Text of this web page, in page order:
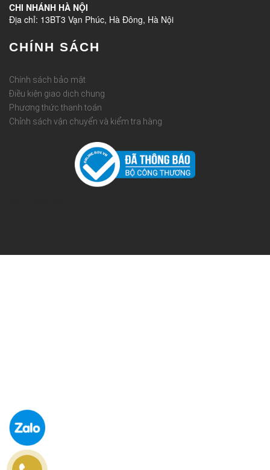
CHI NHÁNH HÀ NỘI
Địa chỉ: 13BT3 Vạn Phúc, Hà Đông, Hà Nội
CHÍNH SÁCH
Chính sách bảo mật
Điều kiện giao dịch chung
Phương thức thanh toán
Chỉnh sách vận chuyển và kiểm tra hàng